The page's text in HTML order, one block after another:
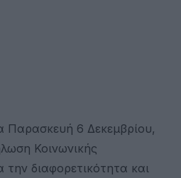
Παρασκευή 6 Δεκεμβρίου,
Κοινωνικής
την διαφορετικότητα και